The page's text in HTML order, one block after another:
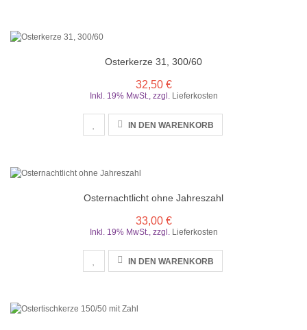
Osterkerze 31, 300/60
32,50 €
Inkl. 19% MwSt., zzgl. Lieferkosten
IN DEN WARENKORB
Osternachtlicht ohne Jahreszahl
33,00 €
Inkl. 19% MwSt. zzgl. Lieferkosten
IN DEN WARENKORB